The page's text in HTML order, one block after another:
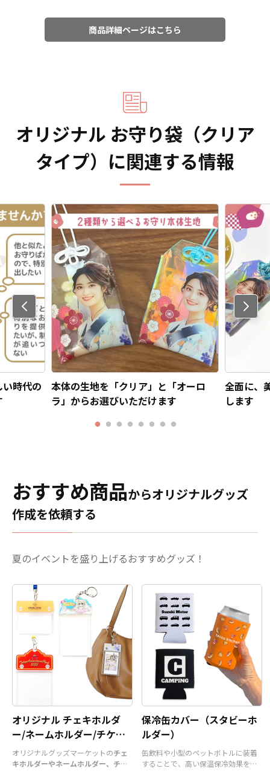
商品詳細ページはこちら
オリジナル お守り袋（クリア
タイプ）に関連する情報
Previo
us
時代の
本体の生地を「クリア」と「オーロ
ラ」からお選びいただけます
全面に、
します
おすすめ商品からオリジナルグッズ
作成を依頼する
夏のイベントを盛り上げるおすすめグッズ！
オリジナル チェキホルダ
ー/ネームホルダー/チケッ
トホルダー
オリジナルグッズマーケットのチェ
キホルダーやネームホルダー、チケ
保冷缶カバー（スタビーホ
ルダー）
缶飲料や小型のペットボトルに装着
することで、高い保温保冷効果を発